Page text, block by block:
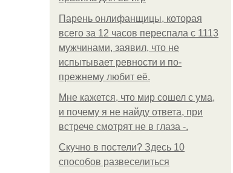
Парень онлифанщицы, которая
всего за 12 часов переспала с 1113
мужчинами, заявил, что не
испытывает ревности и по-
прежнему любит её.
Мне кажется, что мир сошел с ума,
и почему я не найду ответа, при
встрече смотрят не в глаза -.
Скучно в постели? Здесь 10
способов развеселиться